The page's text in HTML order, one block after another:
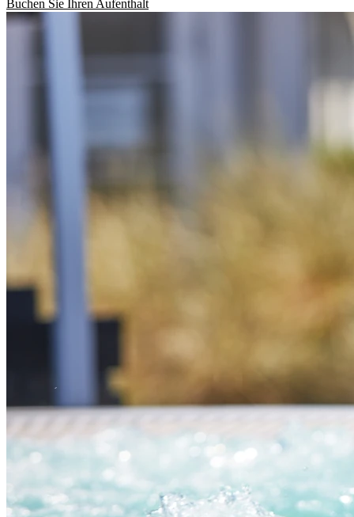
Buchen Sie Ihren Aufenthalt